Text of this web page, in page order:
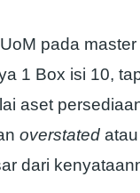
pada
1 Box isi 10,
aset
overstated
dari